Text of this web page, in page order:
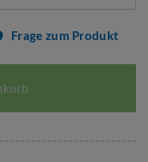
Frage zum Produkt